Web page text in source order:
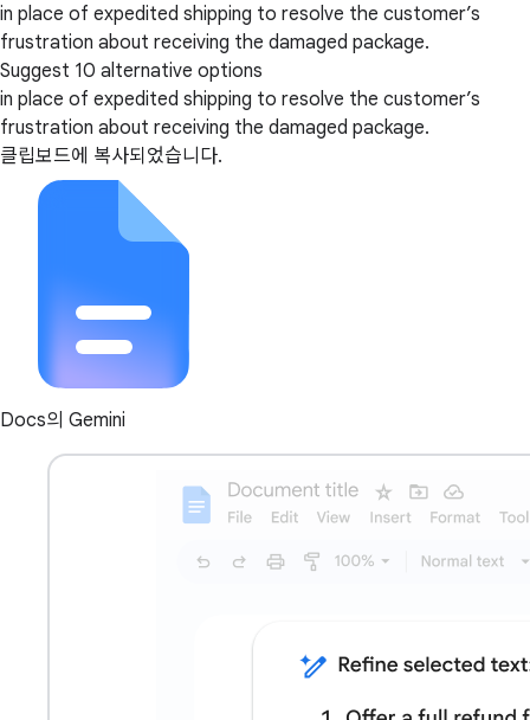
in place of expedited shipping to resolve the customer’s
frustration about receiving the damaged package.
Suggest 10 alternative options
in place of expedited shipping to resolve the customer’s
frustration about receiving the damaged package.
클립보드에 복사되었습니다.
Docs의 Gemini